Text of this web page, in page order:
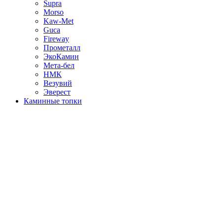
Supra
Morso
Kaw-Met
Guca
Fireway
Прометалл
ЭкоКамин
Мета-бел
НМК
Везувий
Эверест
Каминные топки